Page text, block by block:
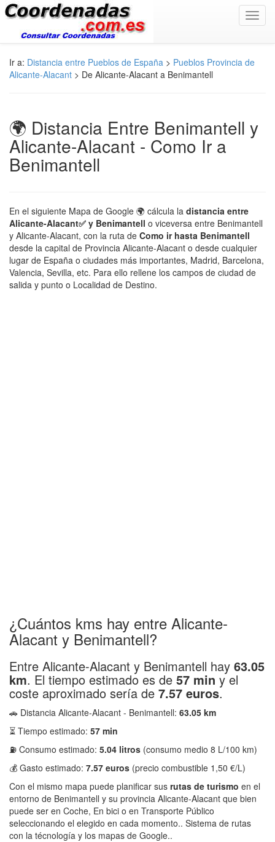
Ir a: Distancia entre Pueblos de España > Pueblos Provincia de
Alicante-Alacant > De Alicante-Alacant a Benimantell
🌍 Distancia Entre Benimantell y
Alicante-Alacant - Como Ir a
Benimantell
En el siguiente Mapa de Google 🌍 cálcula la distancia entre
Alicante-Alacant✅ y Benimantell o viceversa entre Benimantell
y Alicante-Alacant, con la ruta de Como ir hasta Benimantell
desde la capital de Provincia Alicante-Alacant o desde cualquier
lugar de España o ciudades más importantes, Madrid, Barcelona,
Valencia, Sevilla, etc. Para ello rellene los campos de ciudad de
salida y punto o Localidad de Destino.
¿Cuántos kms hay entre Alicante-
Alacant y Benimantell?
Entre Alicante-Alacant y Benimantell hay 63.05
km. El tiempo estimado es de 57 min y el
coste aproximado sería de 7.57 euros.
🚗 Distancia Alicante-Alacant - Benimantell: 63.05 km
⏳ Tiempo estimado: 57 min
⛽ Consumo estimado: 5.04 litros (consumo medio 8 L/100 km)
💰 Gasto estimado: 7.57 euros (precio combustible 1,50 €/L)
Con el mismo mapa puede planificar sus rutas de turismo en el
entorno de Benimantell y su provincia Alicante-Alacant que bien
puede ser en Coche, En bici o en Transporte Público
seleccionando el elegido en cada momento.. Sistema de rutas
con la técnología y los mapas de Google..